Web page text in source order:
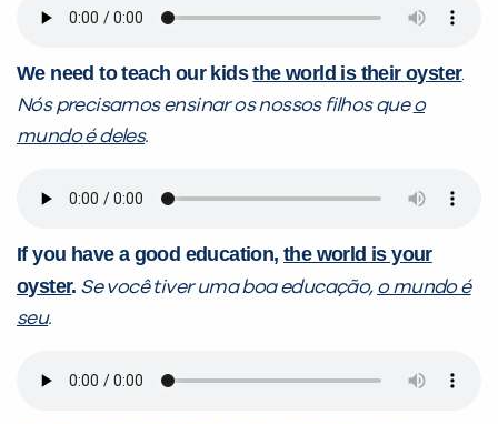
We need to teach our kidsthe world is their oyster.
Nós precisamos ensinar os nossos filhos queo
mundo é deles.
If you have a good education, the world is your
oyster. Se você tiver uma boa educação, o mundo é
seu.